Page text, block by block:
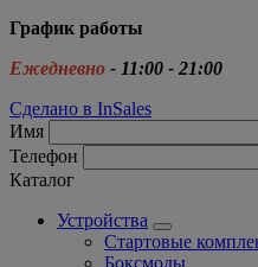
График работы
Ежедневно - 11:00 - 21:00
Сделано в InSales
Имя
Телефон
Каталог
Устройства
Стартовые
Боксмоды